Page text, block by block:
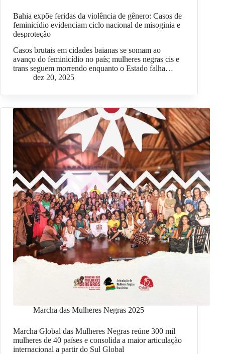
Bahia expõe feridas da violência de gênero: Casos de
feminicídio evidenciam ciclo nacional de misoginia e
desproteção
Casos brutais em cidades baianas se somam ao
avanço do feminicídio no país; mulheres negras cis e
trans seguem morrendo enquanto o Estado falha…
dez 20, 2025
Marcha das Mulheres Negras 2025
Marcha Global das Mulheres Negras reúne 300 mil
mulheres de 40 países e consolida a maior articulação
internacional a partir do Sul Global